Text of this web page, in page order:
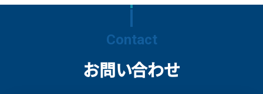
Contact
お問い合わせ